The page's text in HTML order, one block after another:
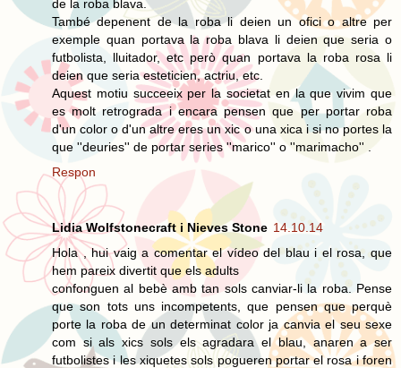
de la roba blava.
També depenent de la roba li deien un ofici o altre per
exemple quan portava la roba blava li deien que seria o
futbolista, lluitador, etc però quan portava la roba rosa li
deien que seria esteticien, actriu, etc.
Aquest motiu succeeix per la societat en la que vivim que
es molt retrograda i encara pensen que per portar roba
d'un color o d'un altre eres un xic o una xica i si no portes la
que ''deuries'' de portar series ''marico'' o ''marimacho'' .
Respon
Lidia Wolfstonecraft i Nieves Stone 14.10.14
Hola , hui vaig a comentar el vídeo del blau i el rosa, que
hem pareix divertit que els adults
confonguen al bebè amb tan sols canviar-li la roba. Pense
que son tots uns incompetents, que pensen que perquè
porte la roba de un determinat color ja canvia el seu sexe
com si als xics sols els agradara el blau, anaren a ser
futbolistes i les xiquetes sols pogueren portar el rosa i foren